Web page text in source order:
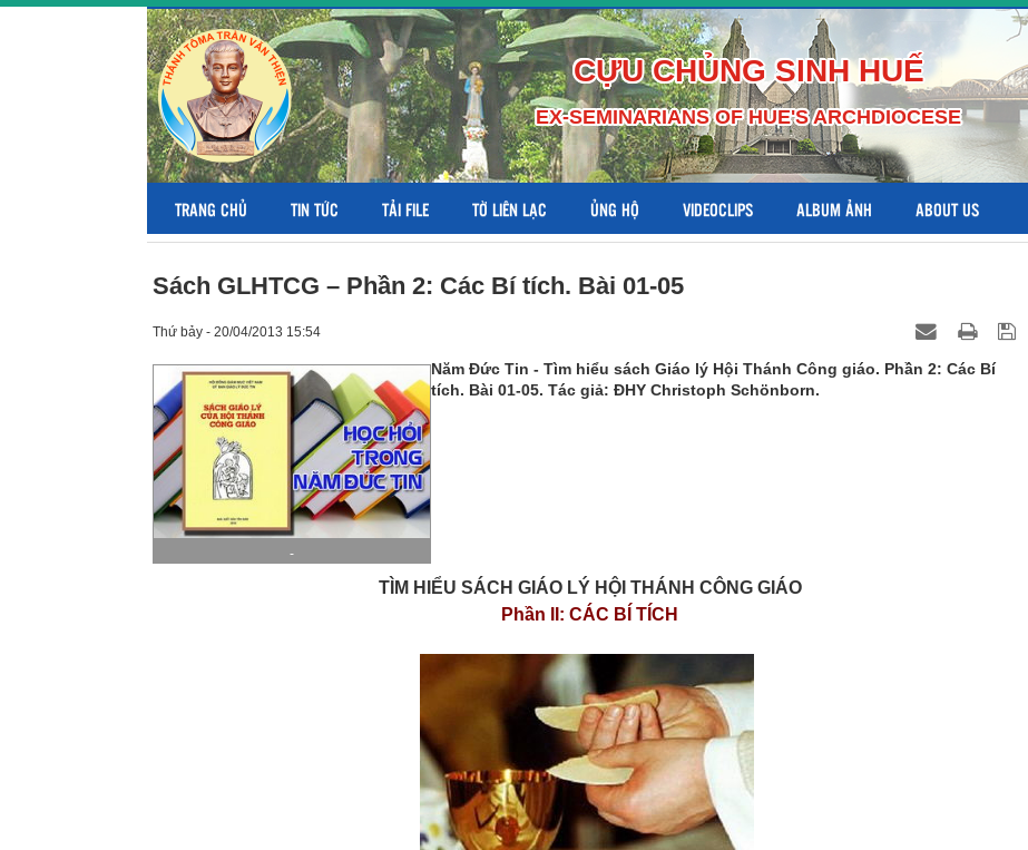
CỰU CHỦNG SINH HUẾ
EX-SEMINARIANS OF HUE'S ARCHDIOCESE
TRANG CHỦ TIN TỨC TẢI FILE TỜ LIÊN LẠC ỦNG HỘ VIDEOCLIPS ALBUM ẢNH ABOUT US
Sách GLHTCG – Phần 2: Các Bí tích. Bài 01-05
Thứ bảy - 20/04/2013 15:54
-
Năm Đức Tin - Tìm hiểu sách Giáo lý Hội Thánh Công giáo. Phần 2: Các Bí
tích. Bài 01-05. Tác giả: ĐHY Christoph Schönborn.
TÌM HIỂU SÁCH GIÁO LÝ HỘI THÁNH CÔNG GIÁO
Phần II: CÁC BÍ TÍCH